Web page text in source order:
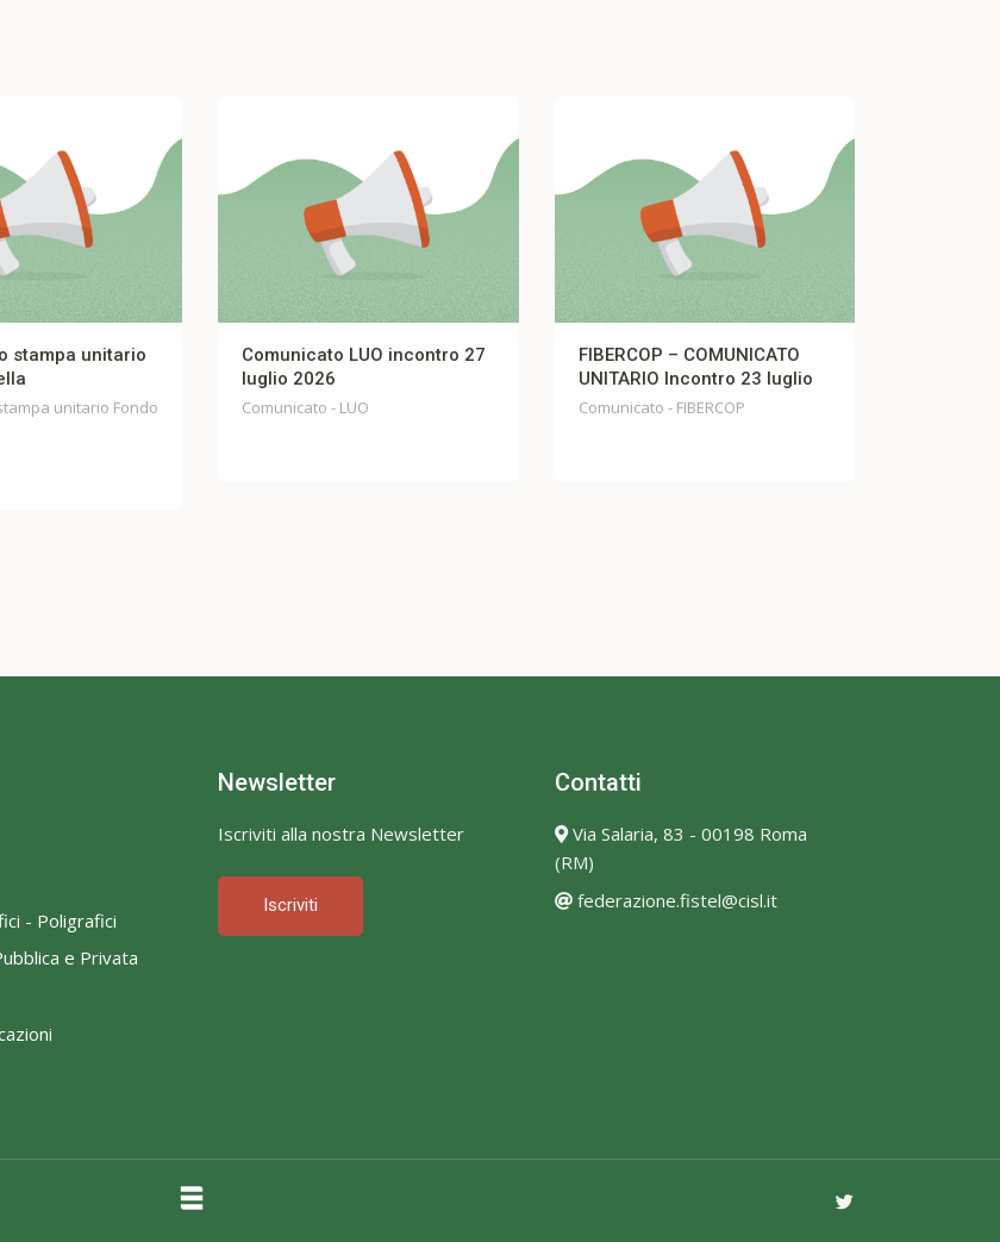
stampa unitario
unitario Fondo
Comunicato LUO incontro 27
luglio 2026
Comunicato - LUO
FIBERCOP – COMUNICATO
UNITARIO Incontro 23 luglio
Comunicato - FIBERCOP
- Poligrafici
e Privata
Newsletter
Iscriviti alla nostra Newsletter
Iscriviti
Contatti
Via Salaria, 83 - 00198 Roma
(RM)
federazione.fistel@cisl.it